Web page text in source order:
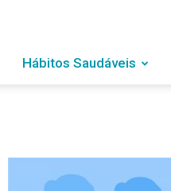
Hábitos Saudáveis